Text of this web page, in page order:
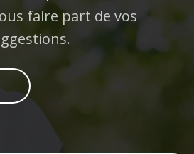
faire part de vos